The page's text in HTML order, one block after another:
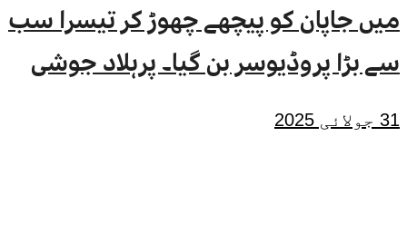
میں جاپان کو پیچھے چھوڑ کر تیسرا سب
سے بڑا پروڈیوسر بن گیا۔ پرہلاد جوشی
31 جولائی 2025